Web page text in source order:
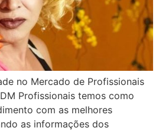
no Mercado de Profissionais
Profissionais temos como
com as melhores
as informações dos